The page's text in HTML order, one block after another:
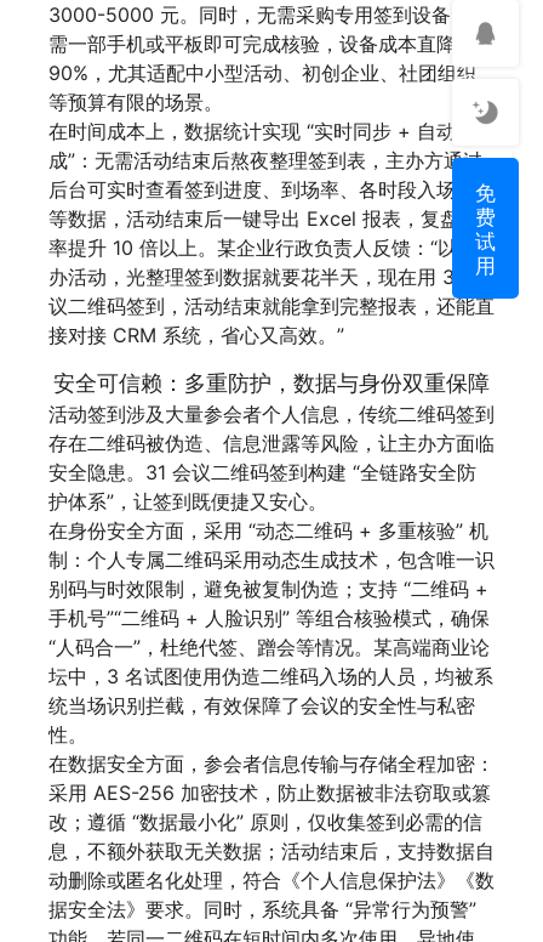
3000-5000 元。同时，无需采购专用签到设备，仅
需一部手机或平板即可完成核验，设备成本直降
90%，尤其适配中小型活动、初创企业、社团组织
等预算有限的场景。
在时间成本上，数据统计实现 “实时同步 + 自动生
成”：无需活动结束后熬夜整理签到表，主办方通过
后台可实时查看签到进度、到场率、各时段入场峰值
等数据，活动结束后一键导出 Excel 报表，复盘效
率提升 10 倍以上。某企业行政负责人反馈：“以前
办活动，光整理签到数据就要花半天，现在用 31 会
议二维码签到，活动结束就能拿到完整报表，还能直
接对接 CRM 系统，省心又高效。”
安全可信赖：多重防护，数据与身份双重保障
活动签到涉及大量参会者个人信息，传统二维码签到
存在二维码被伪造、信息泄露等风险，让主办方面临
安全隐患。31 会议二维码签到构建 “全链路安全防
护体系”，让签到既便捷又安心。
在身份安全方面，采用 “动态二维码 + 多重核验” 机
制：个人专属二维码采用动态生成技术，包含唯一识
别码与时效限制，避免被复制伪造；支持 “二维码 +
手机号”“二维码 + 人脸识别” 等组合核验模式，确保
“人码合一”，杜绝代签、蹭会等情况。某高端商业论
坛中，3 名试图使用伪造二维码入场的人员，均被系
统当场识别拦截，有效保障了会议的安全性与私密
性。
在数据安全方面，参会者信息传输与存储全程加密：
采用 AES-256 加密技术，防止数据被非法窃取或篡
改；遵循 “数据最小化” 原则，仅收集签到必需的信
息，不额外获取无关数据；活动结束后，支持数据自
动删除或匿名化处理，符合《个人信息保护法》《数
据安全法》要求。同时，系统具备 “异常行为预警”
免
费
试
用